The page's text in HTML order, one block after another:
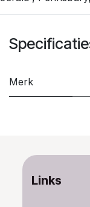
Merk
Links